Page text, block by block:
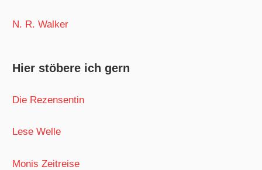
N. R. Walker
Hier stöbere ich gern
Die Rezensentin
Lese Welle
Monis Zeitreise